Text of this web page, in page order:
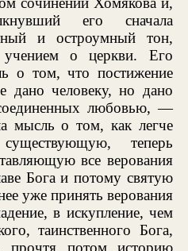
его сначала
и остроумный тон,
о церкви. Его
о том, что постижение
дано человеку, но дано
любовью, —
мысль о том, как легче
теперь
все верования
Бога и потому святую
уже принять верования
в искупление, чем
таинственного Бога,
потом историю